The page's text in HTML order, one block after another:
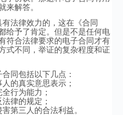
来解答。
法律效力的，这在《合同
给予了肯定。但是不是任何电
符合法律要求的电子合同才有
式不同，举证的复杂程度和证
同包括以下几点：
的真实意思表示；
行为能力；
律的规定；
第三人的合法利益。